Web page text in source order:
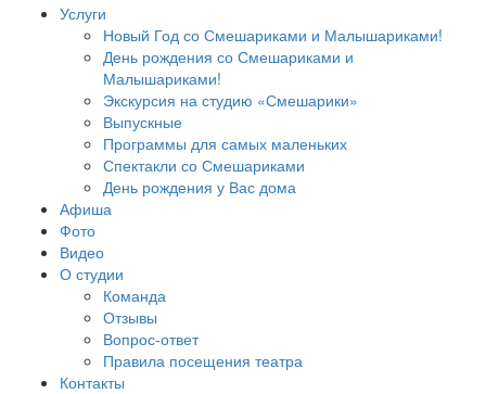
Услуги
Новый Год со Смешариками и Малышариками!
День рождения со Смешариками и
Малышариками!
Экскурсия на студию «Смешарики»
Выпускные
Программы для самых маленьких
Спектакли со Смешариками
День рождения у Вас дома
Афиша
Фото
Видео
О студии
Команда
Отзывы
Вопрос-ответ
Правила посещения театра
Контакты